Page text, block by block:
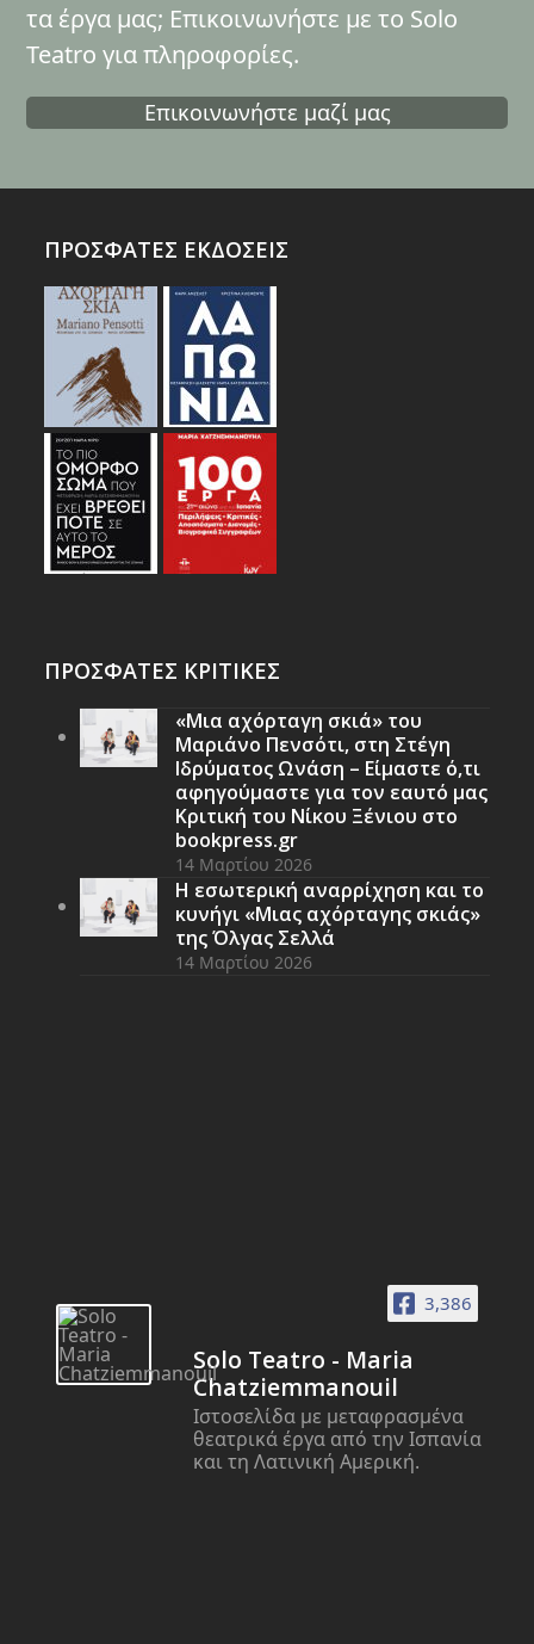
τα έργα μας; Επικοινωνήστε με το Solo
Teatro για πληροφορίες.
Επικοινωνήστε μαζί μας
ΠΡΟΣΦΑΤΕΣ ΕΚΔΟΣΕΙΣ
ΠΡΟΣΦΑΤΕΣ ΚΡΙΤΙΚΕΣ
«Μια αχόρταγη σκιά» του
Μαριάνο Πενσότι, στη Στέγη
Ιδρύματος Ωνάση – Είμαστε ό,τι
αφηγούμαστε για τον εαυτό μας
Κριτική του Νίκου Ξένιου στο
bookpress.gr
14 Μαρτίου 2026
Η εσωτερική αναρρίχηση και το
κυνήγι «Μιας αχόρταγης σκιάς»
της Όλγας Σελλά
14 Μαρτίου 2026
3,386
Solo Teatro - Maria
Chatziemmanouil
Ιστοσελίδα με μεταφρασμένα
θεατρικά έργα από την Ισπανία
και τη Λατινική Αμερική.